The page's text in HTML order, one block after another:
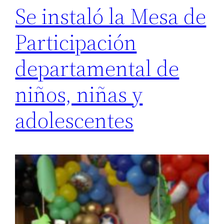
Se instaló la Mesa de
Participación
departamental de
niños, niñas y
adolescentes